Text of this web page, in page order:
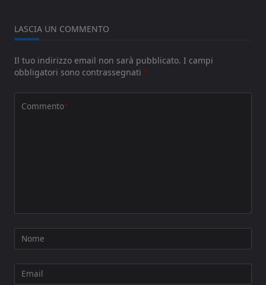
LASCIA UN COMMENTO
Il tuo indirizzo email non sarà pubblicato. I campi
obbligatori sono contrassegnati *
Commento*
Nome
Email